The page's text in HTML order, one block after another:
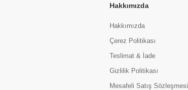
Hakkımızda
Hakkımızda
Çerez Politikası
Teslimat & İade
Gizlilik Politikası
Mesafeli Satış Sözleşmesi